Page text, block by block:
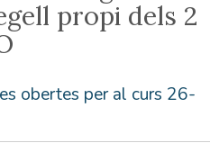
propi dels 2
obertes per al curs 26-